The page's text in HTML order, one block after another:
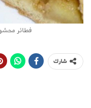
فطائر
شارك